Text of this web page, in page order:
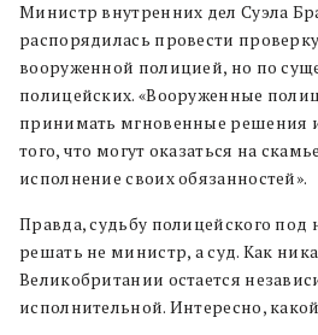
Министр внутренних дел Суэла
распорядилась провести
вооруженной полицией, но по
полицейских. «Вооруженные
принимать мгновенные решения
того, что могут оказаться на
исполнение своих обязанностей».
Правда, судьбу полицейского под
решать не министр, а суд. Как
Великобритании остается
исполнительной. Интересно,